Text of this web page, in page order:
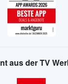
aus der TV